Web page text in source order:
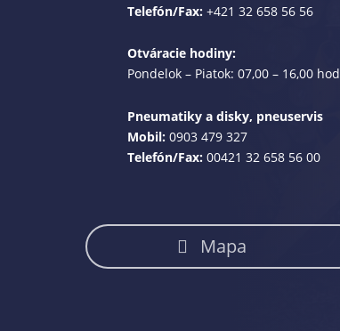
Telefón/Fax: +421 32 658 56 56
Otváracie hodiny:
Pondelok – Piatok: 07,00 – 16,00 hod
Pneumatiky a disky, pneuservis
Mobil: 0903 479 327
Telefón/Fax: 00421 32 658 56 00
Mapa